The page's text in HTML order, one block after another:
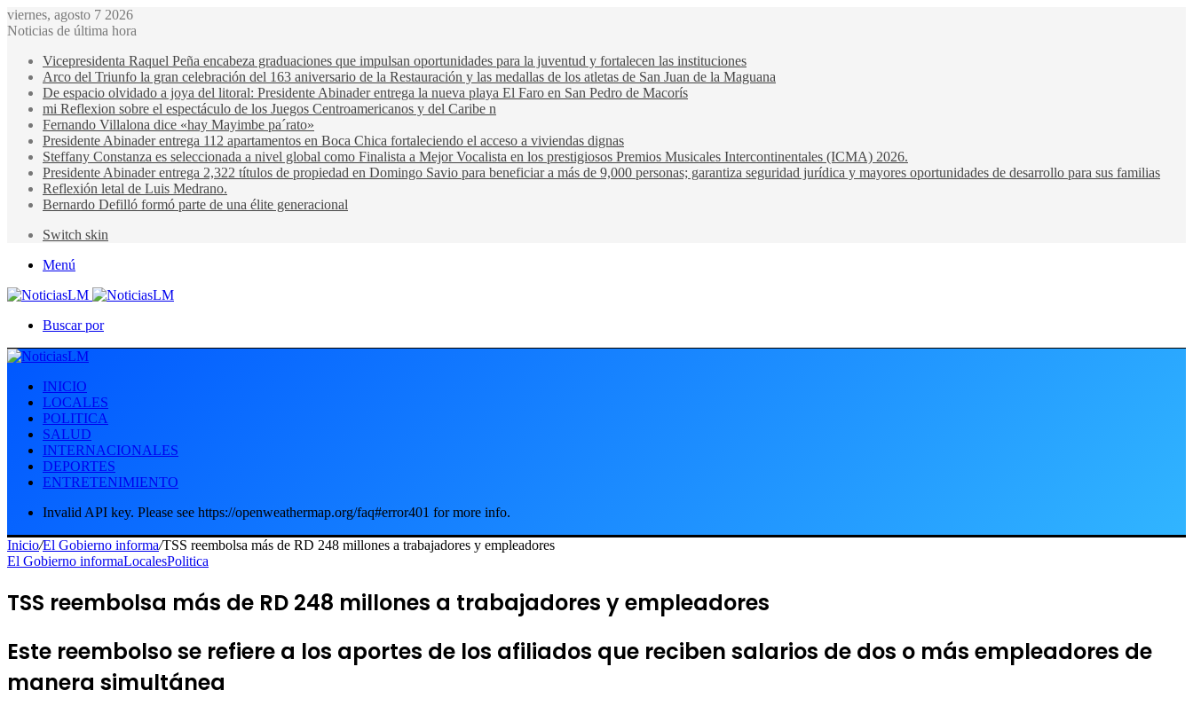
viernes, agosto 7 2026
Noticias de última hora
Vicepresidenta Raquel Peña encabeza graduaciones que impulsan oportunidades para la juventud y fortalecen las instituciones
Arco del Triunfo la gran celebración del 163 aniversario de la Restauración y las medallas de los atletas de San Juan de la Maguana
De espacio olvidado a joya del litoral: Presidente Abinader entrega la nueva playa El Faro en San Pedro de Macorís
mi Reflexion sobre el espectáculo de los Juegos Centroamericanos y del Caribe n
Fernando Villalona dice «hay Mayimbe pa´rato»
Presidente Abinader entrega 112 apartamentos en Boca Chica fortaleciendo el acceso a viviendas dignas
Steffany Constanza es seleccionada a nivel global como Finalista a Mejor Vocalista en los prestigiosos Premios Musicales Intercontinentales (ICMA) 2026.
Presidente Abinader entrega 2,322 títulos de propiedad en Domingo Savio para beneficiar a más de 9,000 personas; garantiza seguridad jurídica y mayores oportunidades de desarrollo para sus familias
Reflexión letal de Luis Medrano.
Bernardo Defilló formó parte de una élite generacional
Switch skin
Menú
Buscar por
INICIO
LOCALES
POLITICA
SALUD
INTERNACIONALES
DEPORTES
ENTRETENIMIENTO
Invalid API key. Please see https://openweathermap.org/faq#error401 for more info.
Inicio/El Gobierno informa/TSS reembolsa más de RD 248 millones a trabajadores y empleadores
El Gobierno informaLocalesPolitica
TSS reembolsa más de RD 248 millones a trabajadores y empleadores
Este reembolso se refiere a los aportes de los afiliados que reciben salarios de dos o más empleadores de
manera simultánea